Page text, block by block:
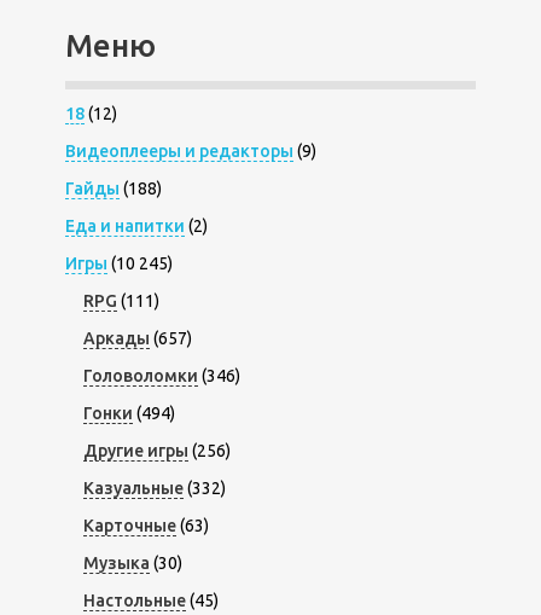
Меню
18(12)
Видеоплееры и редакторы (9)
Гайды (188)
Еда и напитки (2)
Игры (10 245)
RPG (111)
Аркады (657)
Головоломки (346)
Гонки (494)
Другие игры (256)
Казуальные(332)
Карточные(63)
Музыка (30)
Настольные(45)